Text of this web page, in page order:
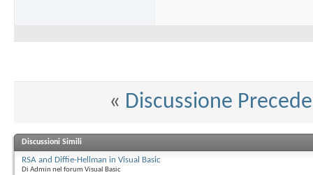
« Discussione
Discussioni Simili
RSA and Diffie-Hellman in Visual Basic
Di Admin nel forum Visual Basic